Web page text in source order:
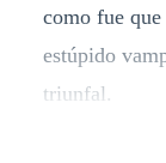
como fue
estúpido
triunfal.